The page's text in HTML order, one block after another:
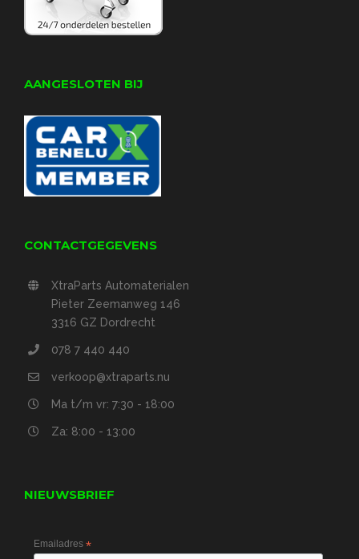
AANGESLOTEN BIJ
CONTACTGEGEVENS
XtraParts Automaterialen
Pieter Zeemanweg 146
3316 GZ Dordrecht
078 7 440 440
verkoop@xtraparts.nu
Ma t/m vr: 7:30 - 18:00
Za: 8:00 - 13:00
NIEUWSBRIEF
Emailadres *